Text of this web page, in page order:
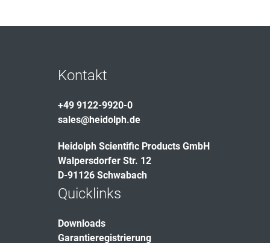
Kontakt
+49 9122-9920-0
sales@heidolph.de
Heidolph Scientific Products GmbH
Walpersdorfer Str. 12
D-91126 Schwabach
Quicklinks
Downloads
Garantieregistrierung